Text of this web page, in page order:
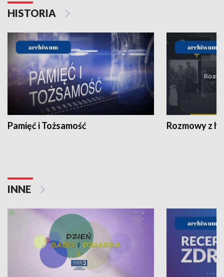
HISTORIA
Pamięć i Tożsamość Rozmowy z
INNE